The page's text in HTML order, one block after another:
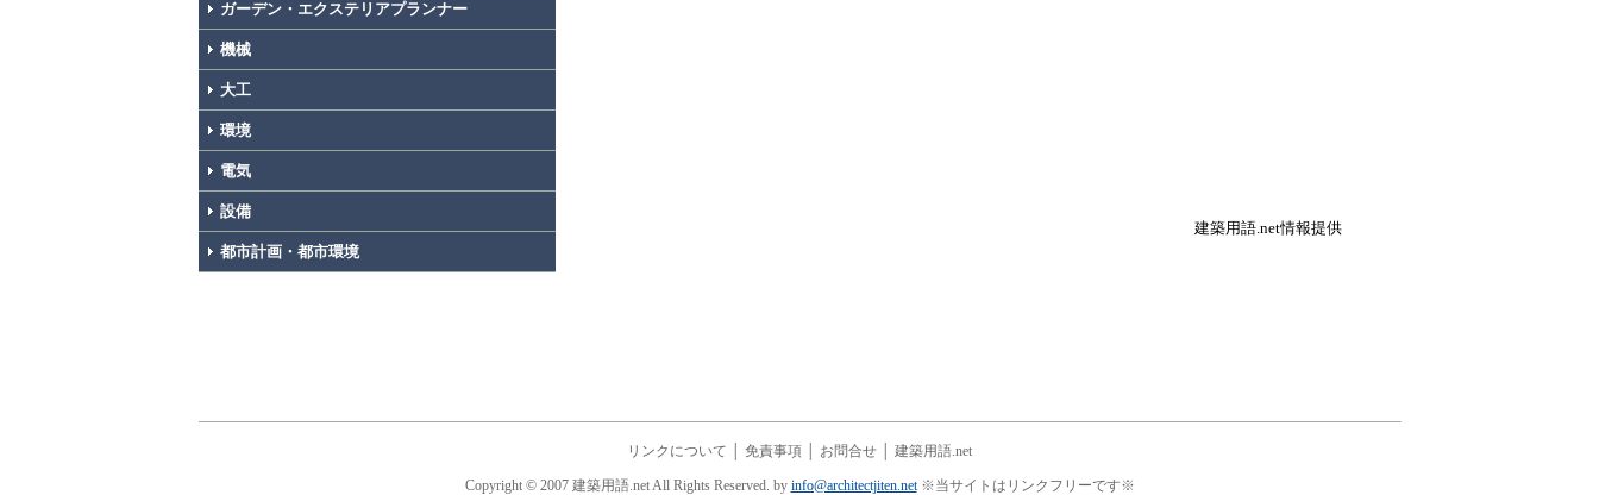
ガーデン・エクステリアプランナー
機械
大工
環境
電気
設備
都市計画・都市環境
建築用語.net情報提供
リンクについて 免責事項 お問合せ 建築用語.net
Copyright © 2007 建築用語.net All Rights Reserved. by info@architectjiten.net※当サイトはリンクフリーです※